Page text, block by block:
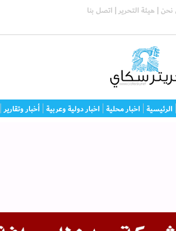
| هيئة التحرير | اتصل بنا
الرئيسية اخبار محلية اخبار دولية وعربية أخبار وتقارير